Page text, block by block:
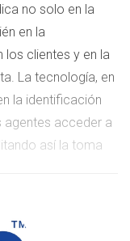
no solo en la
en la
clientes y en la
La tecnología, en
la identificación
agentes acceder a
así la toma
la forma